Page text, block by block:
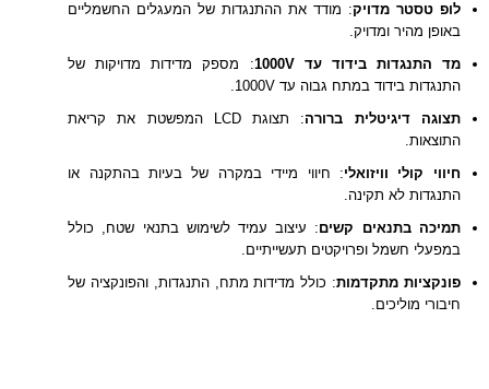
לופ טסטר מדויק: מודד את ההתנגדות של המעגלים החשמליים
באופן מהיר ומדויק.
מד התנגדות בידוד עד 1000V
: מספק מדידות מדויקות של
התנגדות בידוד במתח גבוה עד 1000V.
תצוגה דיגיטלית ברורה
: תצוגת LCD המפשטת את קריאת
התוצאות.
חיווי קולי וויזואלי: חיווי מיידי במקרה של בעיות בהתקנה או
התנגדות לא תקינה.
תמיכה בתנאים קשים: עיצוב עמיד לשימוש בתנאי שטח, כולל
במפעלי חשמל ופרויקטים תעשייתיים.
פונקציות מתקדמות: כולל מדידות מתח, התנגדות, והפונקציה של
חיבורי מוליכים.